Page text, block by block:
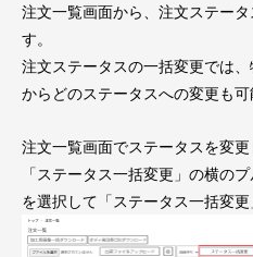
注文一覧画面から、注文ステー
す。
注文ステータスの一括変更では
からどのステータスへの変更も可
注文一覧画面でステータスを変更
「ステータス一括変更」の横の
を選択して「ステータス一括変更